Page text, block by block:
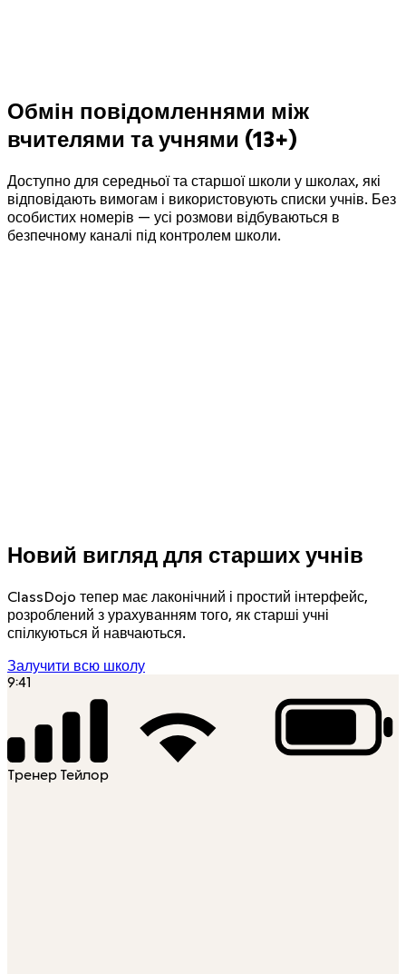
Обмін повідомленнями між
вчителями та учнями (13+)
Доступно для середньої та старшої школи у школах, які
відповідають вимогам і використовують списки учнів. Без
особистих номерів — усі розмови відбуваються в
безпечному каналі під контролем школи.
Новий вигляд для старших учнів
ClassDojo тепер має лаконічний і простий інтерфейс,
розроблений з урахуванням того, як старші учні
спілкуються й навчаються.
Залучити всю школу
9:41
Тренер Тейлор